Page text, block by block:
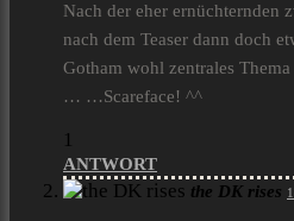
Nach der eher ernüchternden
nach dem Teaser dann doch
Gotham wohl zentrales
… …Scareface! ^^
1
ANTWORT
the DK rises